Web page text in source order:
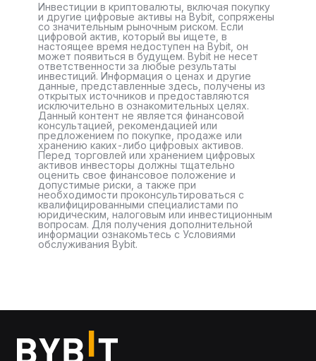
Инвестиции в криптовалюты, включая покупку
и другие цифровые активы на Bybit, сопряжены
со значительным рыночным риском. Если
цифровой актив, который вы ищете, в
настоящее время недоступен на Bybit, он
может появиться в будущем. Bybit не несет
ответственности за любые результаты
инвестиций. Информация о ценах и другие
данные, представленные здесь, получены из
открытых источников и предоставляются
исключительно в ознакомительных целях.
Данный контент не является финансовой
консультацией, рекомендацией или
предложением по покупке, продаже или
хранению каких-либо цифровых активов.
Перед торговлей или хранением цифровых
активов инвесторы должны тщательно
оценить свое финансовое положение и
допустимые риски, а также при
необходимости проконсультироваться с
квалифицированными специалистами по
юридическим, налоговым или инвестиционным
вопросам. Для получения дополнительной
информации ознакомьтесь с Условиями
обслуживания Bybit.